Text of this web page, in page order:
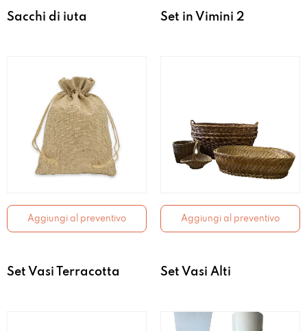
Sacchi di iuta
Aggiungi al preventivo
Set in Vimini 2
Aggiungi al preventivo
Set Vasi Terracotta Set Vasi Alti